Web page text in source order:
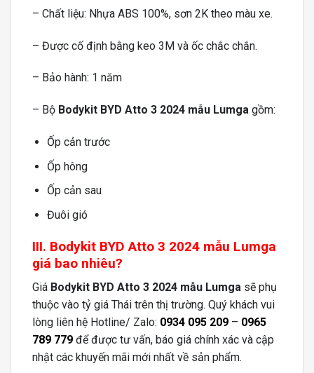
– Chất liệu: Nhựa ABS 100%, sơn 2K theo màu xe.
– Được cố định bằng keo 3M và ốc chắc chắn.
– Bảo hành: 1 năm
– Bộ Bodykit BYD Atto 3 2024 mẫu Lumga gồm:
Ốp cản trước
Ốp hông
Ốp cản sau
Đuôi gió
III. Bodykit BYD Atto 3 2024 mẫu Lumga
giá bao nhiêu?
Giá Bodykit BYD Atto 3 2024 mẫu Lumga sẽ phụ
thuộc vào tỷ giá Thái trên thị trường. Quý khách vui
lòng liên hệ Hotline/ Zalo: 0934 095 209 – 0965
789 779 để được tư vấn, báo giá chính xác và cập
nhật các khuyến mãi mới nhất về sản phẩm.